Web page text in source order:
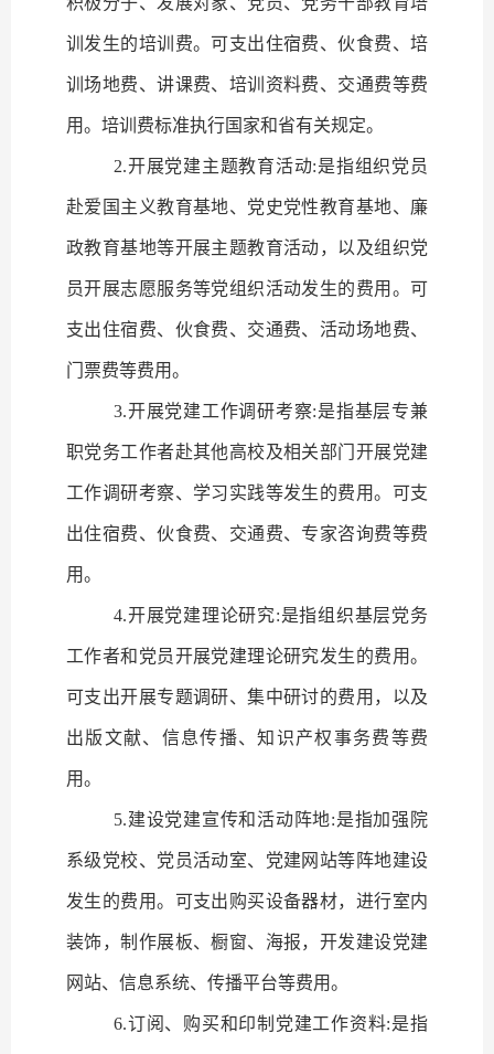
训发生的培训费。可支出住宿费、伙食费、培
训场地费、讲课费、培训资料费、交通费等费
用。培训费标准执行国家和省有关规定。
2.开展党建主题教育活动:是指组织党员
赴爱国主义教育基地、党史党性教育基地、廉
政教育基地等开展主题教育活动，以及组织党
员开展志愿服务等党组织活动发生的费用。可
支出住宿费、伙食费、交通费、活动场地费、
门票费等费用。
3.开展党建工作调研考察:是指基层专兼
职党务工作者赴其他高校及相关部门开展党建
工作调研考察、学习实践等发生的费用。可支
出住宿费、伙食费、交通费、专家咨询费等费
用。
4.开展党建理论研究:是指组织基层党务
工作者和党员开展党建理论研究发生的费用。
可支出开展专题调研、集中研讨的费用，以及
出版文献、信息传播、知识产权事务费等费
用。
5.建设党建宣传和活动阵地:是指加强院
系级党校、党员活动室、党建网站等阵地建设
发生的费用。可支出购买设备器材，进行室内
装饰，制作展板、橱窗、海报，开发建设党建
网站、信息系统、传播平台等费用。
6.订阅、购买和印制党建工作资料:是指